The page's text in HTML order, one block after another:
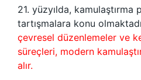
21. yüzyılda, kamulaştırma
tartışmalara konu
çevresel düzenlemeler ve
süreçleri, modern
alır.